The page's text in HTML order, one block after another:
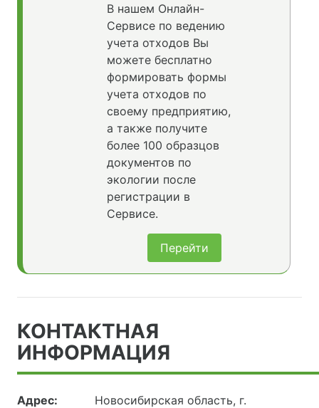
В нашем Онлайн-
Сервисе по ведению
учета отходов Вы
можете бесплатно
формировать формы
учета отходов по
своему предприятию,
а также получите
более 100 образцов
документов по
экологии после
регистрации в
Сервисе.
Перейти
КОНТАКТНАЯ
ИНФОРМАЦИЯ
Адрес:
Новосибирская область, г.